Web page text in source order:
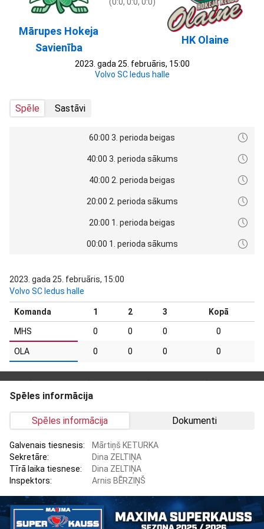
Mārupes Hokeja
Savienība
HK Olaine
2023. gada 25. februāris, 15:00
Volvo SC ledus halle
Spēle Sastāvi
60:00 3. perioda beigas
40:00 3. perioda sākums
40:00 2. perioda beigas
20:00 2. perioda sākums
20:00 1. perioda beigas
00:00 1. perioda sākums
2023. gada 25. februāris, 15:00
Volvo SC ledus halle
Komanda 1 2 3 Kopā
MHS 0 0 0 0
OLA 0 0 0 0
Spēles informācija
Spēles informācija Dokumenti
Galvenais tiesnesis:
Mārtiņš KETURKA
Sekretāre:
Dina ZELTIŅA
Tīrā laika tiesnese:
Dina ZELTIŅA
Inspektors:
Arnis BĒRZIŅŠ